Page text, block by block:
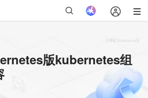
版kubernetes组